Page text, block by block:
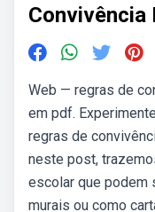
Convivência
Web — regras de
em pdf.
regras de
neste post,
escolar que podem
murais ou como